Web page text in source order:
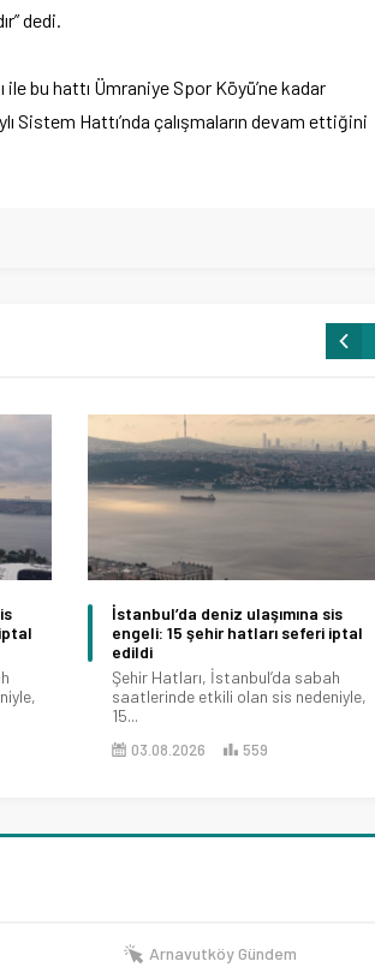
dedi.
bu hattı Ümraniye Spor Köyü’ne kadar
Sistem Hattı’nda çalışmaların devam ettiğini
İstanbul’da deniz ulaşımına sis
engeli: 15 şehir hatları seferi iptal
edildi
Şehir Hatları, İstanbul’da sabah
saatlerinde etkili olan sis nedeniyle,
15...
03.08.2026 559
Arnavutköy Gündem